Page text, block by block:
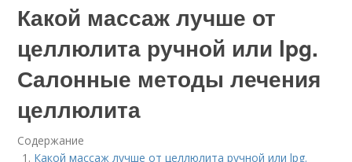
Какой массаж лучше от
целлюлита ручной или lpg.
Салонные методы лечения
целлюлита
Содержание
Какой массаж лучше от целлюлита ручной или lpg.